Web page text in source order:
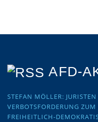
AFD-
STEFAN MÖLLER:
VERBOTSFORDERUNG ZUM
FREIHEITLICH-